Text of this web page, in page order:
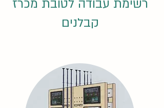
רשימת עבודה לטובת מכרז
קבלנים